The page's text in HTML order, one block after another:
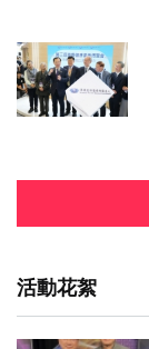
活動花絮